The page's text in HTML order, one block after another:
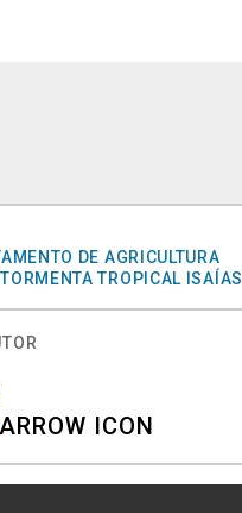
DE AGRICULTURA
TORMENTA TROPICAL ISAÍAS